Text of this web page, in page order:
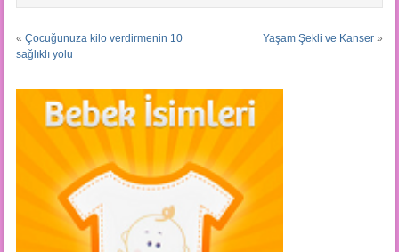
« Çocuğunuza kilo verdirmenin 10
sağlıklı yolu
Yaşam Şekli ve Kanser »